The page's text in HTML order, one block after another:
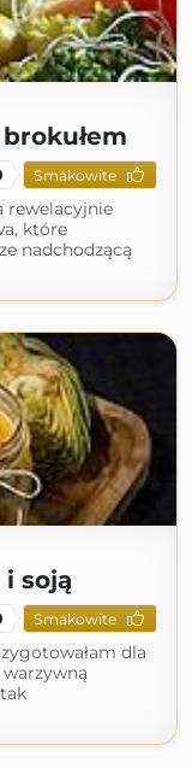
Smakowite
rewelacyjnie
które
nadchodzącą
soją
Smakowite
dla